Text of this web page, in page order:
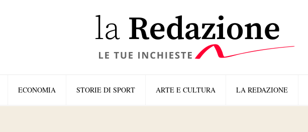
ECONOMIA STORIE DI SPORT ARTE E CULTURA LA REDAZIONE